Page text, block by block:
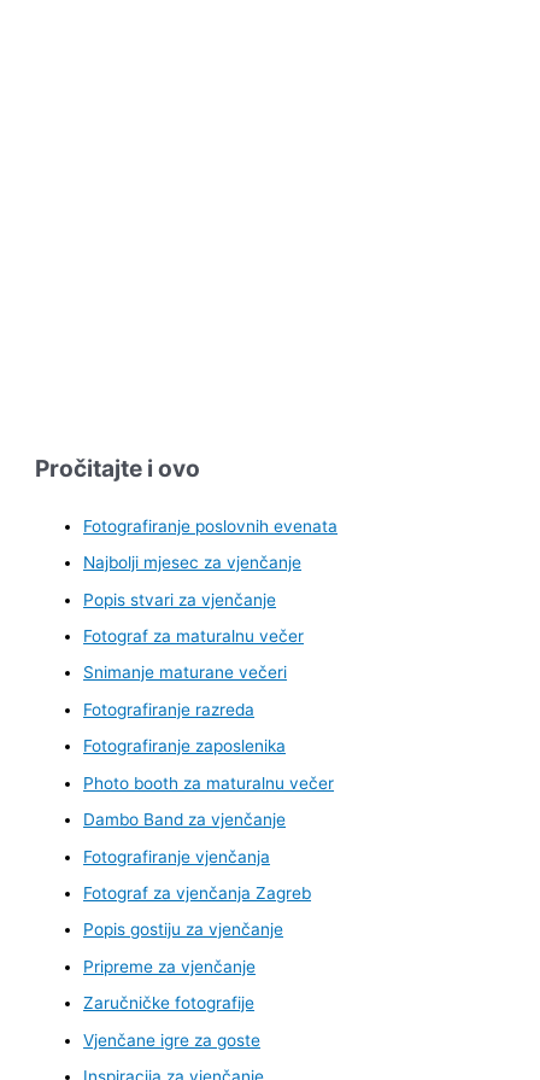
Pročitajte i ovo
Fotografiranje poslovnih evenata
Najbolji mjesec za vjenčanje
Popis stvari za vjenčanje
Fotograf za maturalnu večer
Snimanje maturane večeri
Fotografiranje razreda
Fotografiranje zaposlenika
Photo booth za maturalnu večer
Dambo Band za vjenčanje
Fotografiranje vjenčanja
Fotograf za vjenčanja Zagreb
Popis gostiju za vjenčanje
Pripreme za vjenčanje
Zaručničke fotografije
Vjenčane igre za goste